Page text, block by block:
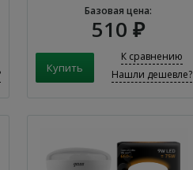
Базовая цена:
510 ₽
К сравнению
Нашли дешевле?